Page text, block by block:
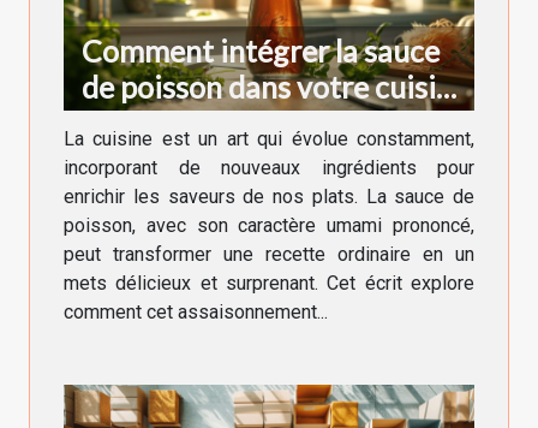
Comment intégrer la sauce
de poisson dans votre cuisine
quotidienne
La cuisine est un art qui évolue constamment,
incorporant de nouveaux ingrédients pour
enrichir les saveurs de nos plats. La sauce de
poisson, avec son caractère umami prononcé,
peut transformer une recette ordinaire en un
mets délicieux et surprenant. Cet écrit explore
comment cet assaisonnement...